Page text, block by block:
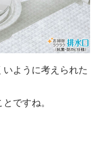
ように考えられた
ですね。